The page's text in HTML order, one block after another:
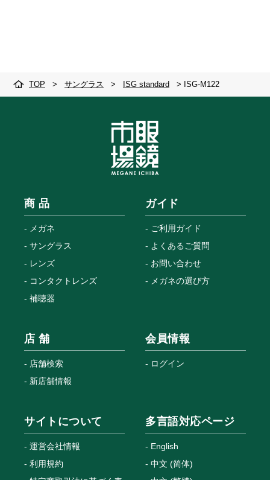
TOP > サングラス > ISG standard > ISG-M122
商 品
メガネ
サングラス
レンズ
コンタクトレンズ
補聴器
ガイド
ご利用ガイド
よくあるご質問
お問い合わせ
メガネの選び方
店 舗
店舗検索
新店舗情報
会員情報
ログイン
サイトについて
運営会社情報
利用規約
多言語対応ページ
English
中文 (简体)